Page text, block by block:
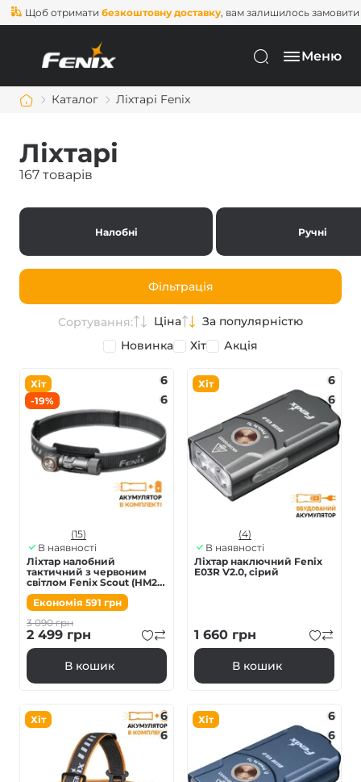
отриматибезкоштовну доставку, вам залишилось замовити ще на
Меню
Каталог Ліхтарі Fenix
Ліхтарі
167 товарів
Налобні Ручні
Фільтрація
Сортування: Ціна
За популярністю
Новинка
Хіт Акція
Хіт
-19%
6
6
(15)
В наявності
Ліхтар налобний
тактичний з червоним
світлом Fenix Scout (HM23
V2.0) | Лімітована серія
Економія 591 грн
3 090грн
2 499 грн
В кошик
Хіт
6
6
(4)
В наявності
Ліхтар наключний Fenix
E03R V2.0, сірий
1 660 грн
В кошик
Хіт
6
6
Хіт
6
6